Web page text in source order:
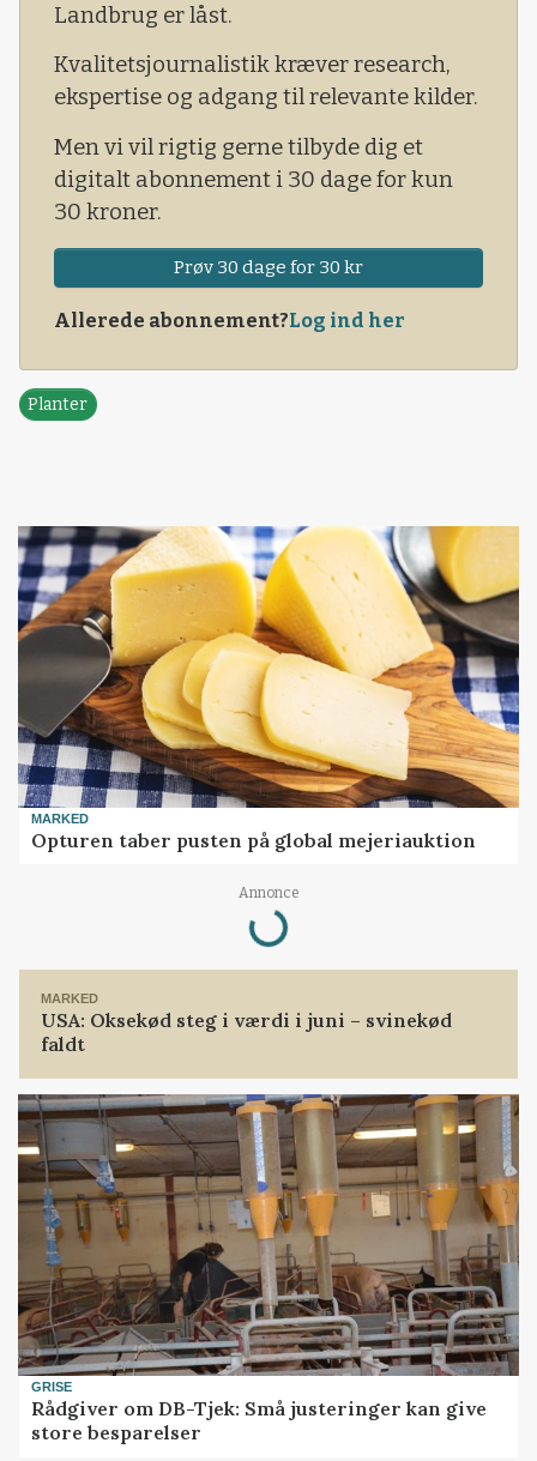
Landbrug er låst.
Kvalitetsjournalistik kræver research,
ekspertise og adgang til relevante kilder.
Men vi vil rigtig gerne tilbyde dig et
digitalt abonnement i 30 dage for kun
30 kroner.
Prøv 30 dage for 30 kr
Allerede abonnement?Log ind her
Planter
MARKED
Opturen taber pusten på global mejeriauktion
Annonce
Loading...
MARKED
USA: Oksekød steg i værdi i juni – svinekød
faldt
GRISE
Rådgiver om DB-Tjek: Små justeringer kan give
store besparelser